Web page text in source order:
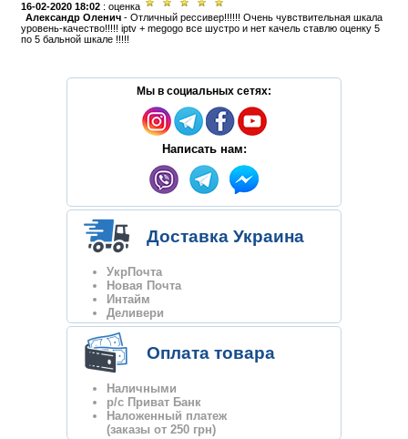
16-02-2020 18:02 : оценка
Александр Оленич -Отличный рессивер!!!!!! Очень чувствительная шкала
уровень-качество!!!!! iptv + megogo все шустро и нет качель ставлю оценку 5
по 5 бальной шкале !!!!!
Мы в социальных сетях:
Написать нам:
Доставка Украина
УкрПочта
Новая Почта
Интайм
Деливери
Оплата товара
Наличными
р/с Приват Банк
Наложенный платеж
(заказы от 250 грн)